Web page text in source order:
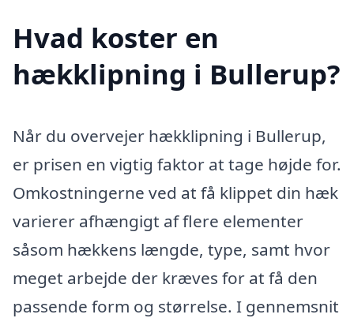
Hvad koster en
hækklipning i Bullerup?
Når du overvejer hækklipning i Bullerup,
er prisen en vigtig faktor at tage højde for.
Omkostningerne ved at få klippet din hæk
varierer afhængigt af flere elementer
såsom hækkens længde, type, samt hvor
meget arbejde der kræves for at få den
passende form og størrelse. I gennemsnit